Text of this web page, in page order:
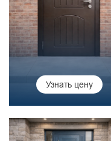
Узнать цену